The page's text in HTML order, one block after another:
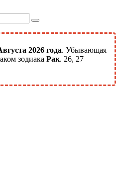
2026 года. Убывающая
зодиака Рак. 26, 27